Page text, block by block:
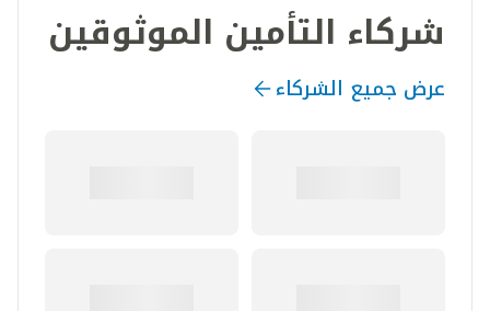
شركاء التأمين الموثوقين
عرض جميع الشركاء